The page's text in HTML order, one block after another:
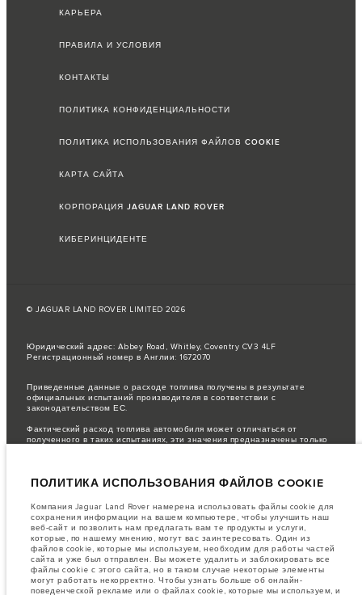
КАРЬЕРА
ПРАВИЛА И УСЛОВИЯ
КОНТАКТЫ
ПОЛИТИКА КОНФИДЕНЦИАЛЬНОСТИ
ПОЛИТИКА ИСПОЛЬЗОВАНИЯ ФАЙЛОВ COOKIE
КАРТА САЙТА
КОРПОРАЦИЯ JAGUAR LAND ROVER
КИБЕРИНЦИДЕНТЕ
© JAGUAR LAND ROVER LIMITED 2026
Юридический адрес: Abbey Road, Whitley, Coventry CV3 4LF
Регистрационный номер в Англии: 1672070
Приведенные данные о расходе топлива получены в результате
официальных испытаний производителя в соответствии с
законодательством ЕС.
Фактический расход топлива автомобиля может отличаться от
полученного в таких испытаниях, эти значения предназначены только
настоящее время в мире наблюдается дефицит полупроводников,
транспортных средств, доступность опционального оборудования и
сроки производства. Ситуация меняется очень быстро. Поэтому
используемые на сайте изображения могут не в полной мере
соответствовать доступным особенностям, опциям, комплектациям и
цветовым схемам автомобилей. Подробную информацию о
действующих ограничениях уточняйте у авторизованных дилеров.
Информация, технические характеристики, двигатели и цвета на этом
веб-сайте указаны для европейских комплектаций автомобилей. Они
ПОЛИТИКА ИСПОЛЬЗОВАНИЯ ФАЙЛОВ COOKIE
Компания Jaguar Land Rover намерена использовать файлы cookie для
сохранения информации на вашем компьютере, чтобы улучшить наш
веб-сайт и позволить нам предлагать вам те продукты и услуги,
которые, по нашему мнению, могут вас заинтересовать. Один из
файлов cookie, которые мы используем, необходим для работы частей
сайта и уже был отправлен. Вы можете удалить и заблокировать все
файлы cookie с этого сайта, но в таком случае некоторые элементы
могут работать некорректно. Чтобы узнать больше об онлайн-
поведенческой рекламе или о файлах cookie, которые мы используем, и